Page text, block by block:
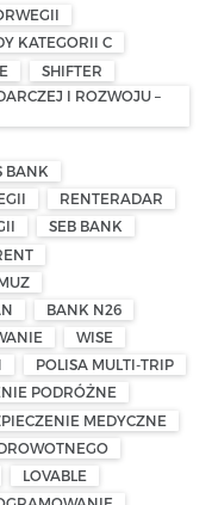
KATEGORII C
SHIFTER
I ROZWOJU –
BANK
RENTERADAR
SEB BANK
BANK N26
WISE
POLISA MULTI-TRIP
PODRÓŻNE
MEDYCZNE
LOVABLE